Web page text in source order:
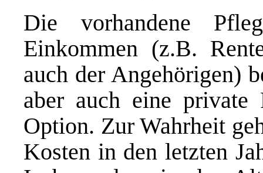
Die vorhandene
Einkommen (z.B.
auch der Angehörigen)
aber auch eine private
Option. Zur Wahrheit
Kosten in den letzten